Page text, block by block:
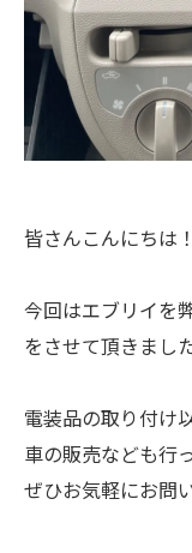
皆さんこんにちは！
今回はエブリイを
をさせて頂きまし
電装品の取り付け
車の販売なども行
ぜひお気軽にお問